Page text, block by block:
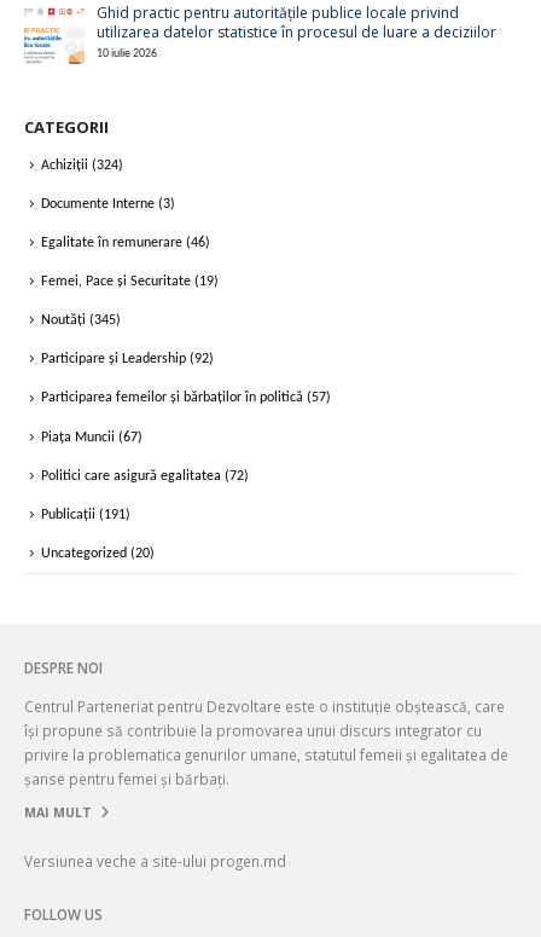
Ghid practic pentru autoritățile publice locale privind
utilizarea datelor statistice în procesul de luare a deciziilor
10 iulie 2026
CATEGORII
Achiziții (324)
Documente Interne (3)
Egalitate în remunerare (46)
Femei, Pace și Securitate (19)
Noutăți (345)
Participare și Leadership (92)
Participarea femeilor și bărbaților în politică (57)
Piața Muncii (67)
Politici care asigură egalitatea (72)
Publicații (191)
Uncategorized (20)
DESPRE NOI
Centrul Parteneriat pentru Dezvoltare este o instituție obștească, care
își propune să contribuie la promovarea unui discurs integrator cu
privire la problematica genurilor umane, statutul femeii și egalitatea de
șanse pentru femei și bărbați.
MAI MULT
Versiunea veche a site-ului progen.md
FOLLOW US